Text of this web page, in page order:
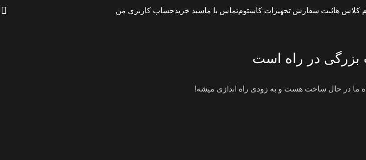
کلاس هاثبت سفارش تجهیزات کاستومتماس با ماسبد خریدحساب کاربری من
بزرگی در راه است
ما در حال ساخت هست و به زودی راه اندازی میشه!